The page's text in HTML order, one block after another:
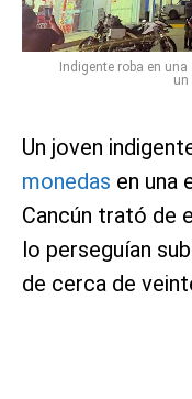
Indigente roba en
un
Un joven
monedas en una
Cancún trató de
lo perseguían
de cerca de